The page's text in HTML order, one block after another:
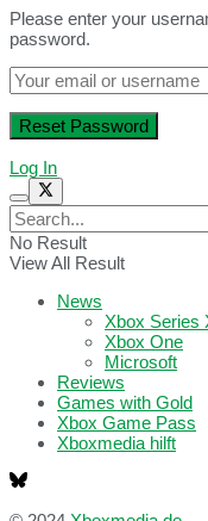
Please enter your
password.
Log In
No Result
View All Result
News
Xbox Series
Xbox One
Microsoft
Reviews
Games with Gold
Xbox Game Pass
Xboxmedia hilft